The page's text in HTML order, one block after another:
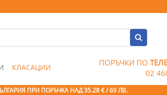
КЛАСАЦИИ ПОРЪЧКИ ПО
02
ПРИ ПОРЪЧКА НАД 35.28 € / 69 ЛВ.